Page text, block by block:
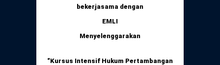
Perubahan Peraturan Perpindahan Domisili
Anggota
bekerjasama dengan
EMLI
Menyelenggarakan
“Kursus Intensif Hukum Pertambangan